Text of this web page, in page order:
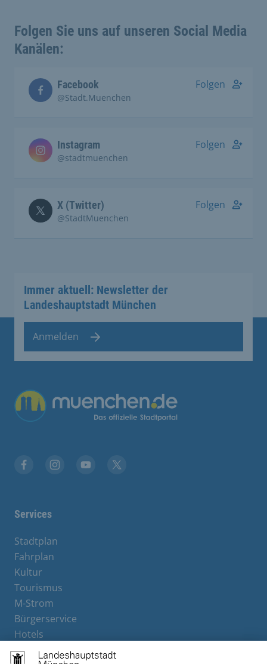
Folgen Sie uns auf unseren Social Media
Kanälen:
Facebook
@Stadt.Muenchen
Folgen
Instagram
@stadtmuenchen
Folgen
X (Twitter)
@StadtMuenchen
Folgen
Immer aktuell: Newsletter der
Landeshauptstadt München
Anmelden
Übergreifende Links
Services
Stadtplan
Fahrplan
Kultur
Tourismus
M-Strom
Bürgerservice
Hotels